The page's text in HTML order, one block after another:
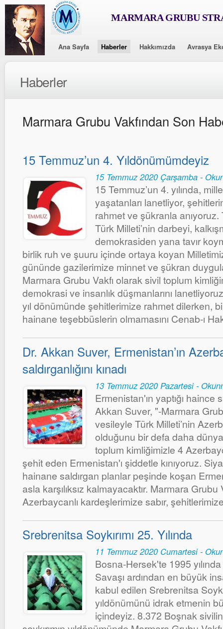
MARMARA GRUBU
Ana Sayfa Haberler Hakkımızda Avrasya
Haberler
Marmara Grubu Vakfından Son
15 Temmuz’un 4. Yıldönümümdeyiz
15 Temmuz 2020 Çarşamba -
15 Temmuz’un 4. yılında,
yaşatanları lanetliyor,
rahmet ve şükranla
Türk Milleti’nin darbeyi,
demokrasiden yana tavır
birlik ruh ve şuuru içinde ortaya koyan
gününde gazilerimize minnet ve şükran
Marmara Grubu Vakfı olarak sivil toplum
demokrasi ve insanlık düşmanlarını
yıl dönümünde şehitlerimize rahmet dilerken,
hainane teşebbüslerin olmamasını Cenab-ı
Dr. Akkan Suver, Ermenistan’ın
saldırganlığını kınadı
13 Temmuz 2020 Pazartesi -
Ermenistan'ın yaptığı haince
Akkan Suver, "-Marmara
vesileyle Türk Milleti’nin
olduğunu bir defa daha
toplum kimliğimizle 4
şehit eden Ermenistan'ı şiddetle kınıyoruz.
hainane saldırgan planlar peşinde koşan
asla karşılıksız kalmayacaktır. Marmara Grubu
Azerbaycanlı kardeşlerimize sabır,
Srebrenitsa Soykırımı 25. Yılında
11 Temmuz 2020 Cumartesi -
Bosna-Hersek'te 1995
Savaşı ardından en büyük
kabul edilen Srebrenitsa
yıldönümünü idrak etmenin
içindeyiz. 8.372 Boşnak